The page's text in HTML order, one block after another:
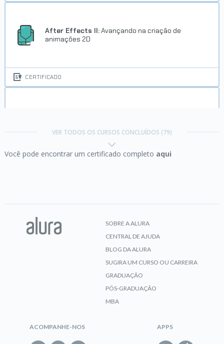
After Effects II:Avançando na criação de
animações 2D
CERTIFICADO
animando uma Bus Mídia
VER TODOS OS CURSOS CONCLUÍDOS (79)
Você pode encontrar um certificado completo aqui
SOBRE A ALURA
CENTRAL DE AJUDA
BLOG DA ALURA
SUGIRA UM CURSO OU CARREIRA
GRADUAÇÃO
PÓS-GRADUAÇÃO
MBA
ACOMPANHE-NOS APPS